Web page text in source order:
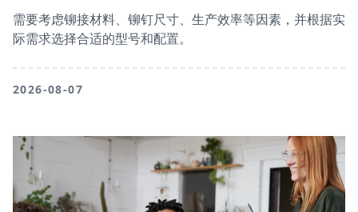
需要考虑铆接材料、铆钉尺寸、生产效率等因素，并根据实
际需求选择合适的型号和配置。
2026-08-07